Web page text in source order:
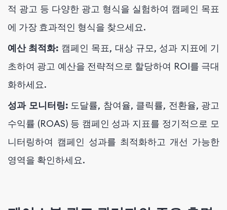
적 광고 등 다양한 광고 형식을 실험하여 캠페인 목표
에 가장 효과적인 형식을 찾으세요.
예산 최적화: 캠페인 목표, 대상 규모, 성과 지표에 기
초하여 광고 예산을 전략적으로 할당하여 ROI를 극대
화하세요.
성과 모니터링:도달률, 참여율, 클릭률, 전환율, 광고
수익률 (ROAS) 등 캠페인 성과 지표를 정기적으로 모
니터링하여 캠페인 성과를 최적화하고 개선 가능한
영역을 확인하세요.